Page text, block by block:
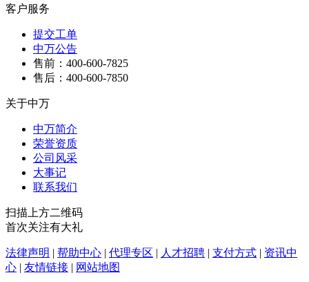
客户服务
提交工单
中万公告
售前：400-600-7825
售后：400-600-7850
关于中万
中万简介
荣誉资质
公司风采
大事记
联系我们
扫描上方二维码
首次关注有大礼
法律声明 | 帮助中心 | 代理专区 | 人才招聘 | 支付方式 | 资讯中
心 | 友情链接 | 网站地图